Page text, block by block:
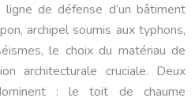
de défense d’un bâtiment
archipel soumis aux typhons,
le choix du matériau de
architecturale cruciale. Deux
: le toit de chaume